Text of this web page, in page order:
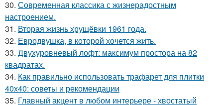
30. Современная классика с жизнерадостным
настроением.
31. Вторая жизнь хрущёвки 1961 года.
32. Евродвушка, в которой хочется жить.
33. Двухуровневый лофт: максимум простора на 82
квадратах.
34. Как правильно использовать трафарет для плитки
40x40: советы и рекомендации
35. Главный акцент в любом интерьере - хвостатый